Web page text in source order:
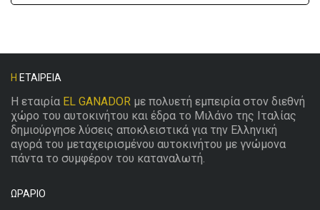
Η ΕΤΑΙΡΕΊΑ
Η εταιρία EL GANADOR με πολυετή εμπειρία στον διεθνή
χώρο του αυτοκινήτου και έδρα το Μιλάνο της Ιταλίας
δημιούργησε λύσεις αποκλειστικά για την Ελληνική
αγορά του μεταχειρισμένου αυτοκινήτου με γνώμονα
πάντα το συμφέρον του καταναλωτή.
ΩΡΆΡΙΟ